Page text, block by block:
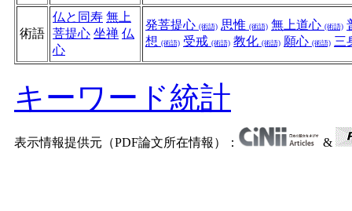
術語
仏と同寿 無上
菩提心 坐禅 仏
心
発菩提心 (術語) 思惟 (術語) 無上道心 (術語)
想 (術語) 受戒 (術語) 教化 (術語) 願心 (術語) 三
キーワード統計
表示情報提供元（PDF論文所在情報）： &